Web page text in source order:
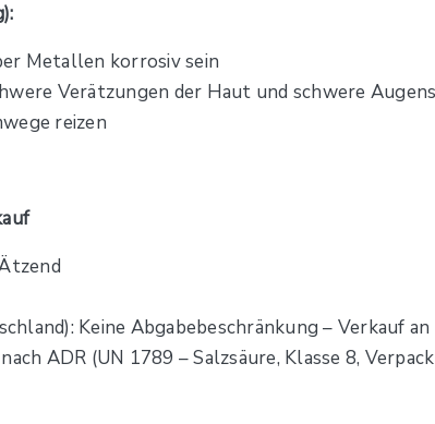
Metallen korrosiv sein
Verätzungen der Haut und schwere
reizen
Keine Abgabebeschränkung – Verkauf
ADR (UN 1789 – Salzsäure, Klasse 8,